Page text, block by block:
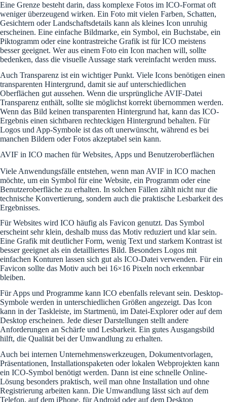
Eine Grenze besteht darin, dass komplexe Fotos im ICO-Format oft
weniger überzeugend wirken. Ein Foto mit vielen Farben, Schatten,
Gesichtern oder Landschaftsdetails kann als kleines Icon unruhig
erscheinen. Eine einfache Bildmarke, ein Symbol, ein Buchstabe, ein
Piktogramm oder eine kontrastreiche Grafik ist für ICO meistens
besser geeignet. Wer aus einem Foto ein Icon machen will, sollte
bedenken, dass die visuelle Aussage stark vereinfacht werden muss.
Auch Transparenz ist ein wichtiger Punkt. Viele Icons benötigen einen
transparenten Hintergrund, damit sie auf unterschiedlichen
Oberflächen gut aussehen. Wenn die ursprüngliche AVIF-Datei
Transparenz enthält, sollte sie möglichst korrekt übernommen werden.
Wenn das Bild keinen transparenten Hintergrund hat, kann das ICO-
Ergebnis einen sichtbaren rechteckigen Hintergrund behalten. Für
Logos und App-Symbole ist das oft unerwünscht, während es bei
manchen Bildern oder Fotos akzeptabel sein kann.
AVIF in ICO machen für Websites, Apps und Benutzeroberflächen
Viele Anwendungsfälle entstehen, wenn man AVIF in ICO machen
möchte, um ein Symbol für eine Website, ein Programm oder eine
Benutzeroberfläche zu erhalten. In solchen Fällen zählt nicht nur die
technische Konvertierung, sondern auch die praktische Lesbarkeit des
Ergebnisses.
Für Websites wird ICO häufig als Favicon genutzt. Das Symbol
erscheint sehr klein, deshalb muss das Motiv reduziert und klar sein.
Eine Grafik mit deutlicher Form, wenig Text und starkem Kontrast ist
besser geeignet als ein detailliertes Bild. Besonders Logos mit
einfachen Konturen lassen sich gut als ICO-Datei verwenden. Für ein
Favicon sollte das Motiv auch bei 16×16 Pixeln noch erkennbar
bleiben.
Für Apps und Programme kann ICO ebenfalls relevant sein. Desktop-
Symbole werden in unterschiedlichen Größen angezeigt. Das Icon
kann in der Taskleiste, im Startmenü, im Datei-Explorer oder auf dem
Desktop erscheinen. Jede dieser Darstellungen stellt andere
Anforderungen an Schärfe und Lesbarkeit. Ein gutes Ausgangsbild
hilft, die Qualität bei der Umwandlung zu erhalten.
Auch bei internen Unternehmenswerkzeugen, Dokumentvorlagen,
Präsentationen, Installationspaketen oder lokalen Webprojekten kann
ein ICO-Symbol benötigt werden. Dann ist eine schnelle Online-
Lösung besonders praktisch, weil man ohne Installation und ohne
Registrierung arbeiten kann. Die Umwandlung lässt sich auf dem
Telefon, auf dem iPhone, für Android oder auf dem Desktop